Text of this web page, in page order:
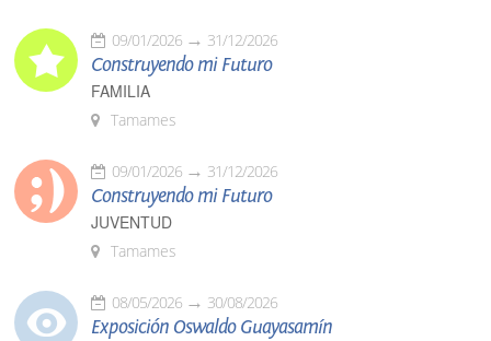
09/01/2026 31/12/2026
Construyendo mi Futuro
FAMILIA
Tamames
09/01/2026 31/12/2026
Construyendo mi Futuro
JUVENTUD
Tamames
08/05/2026 30/08/2026
Exposición Oswaldo Guayasamín